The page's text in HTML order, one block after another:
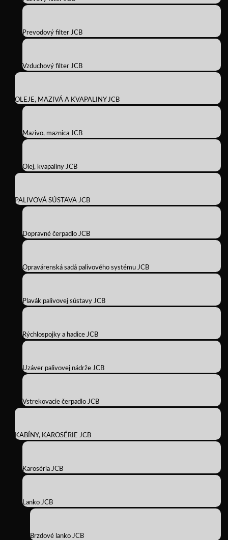
Prevodový filter JCB
Vzduchový filter JCB
OLEJE, MAZIVÁ A KVAPALINY JCB
Mazivo, maznica JCB
Olej, kvapaliny JCB
PALIVOVÁ SÚSTAVA JCB
Dopravné čerpadlo JCB
Opravárenská sadá palivového systému JCB
Plavák palivovej sústavy JCB
Rýchlospojky a hadice JCB
Uzáver palivovej nádrže JCB
Vstrekovacie čerpadlo JCB
KABÍNY, KAROSÉRIE JCB
Karoséria JCB
Lanko JCB
Brzdové lanko JCB